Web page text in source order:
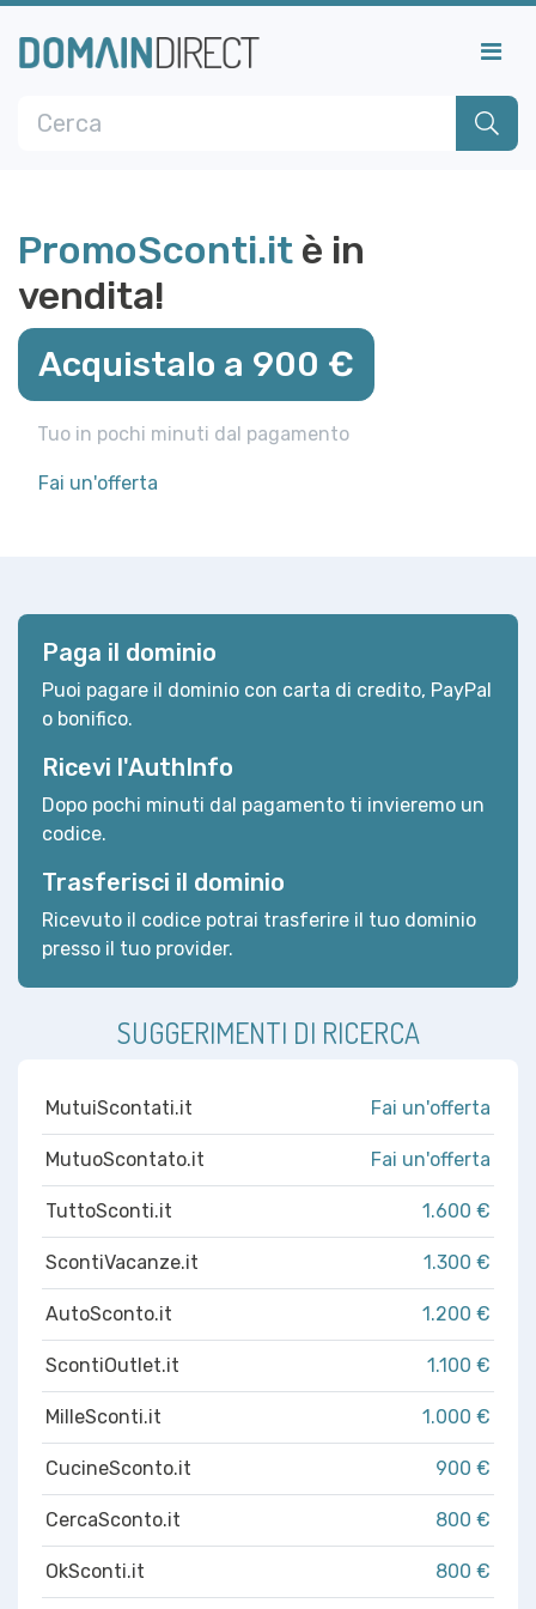
PromoSconti.it è in
vendita!
Acquistalo a 900 €
Tuo in pochi minuti dal pagamento
Fai un'offerta
Paga il dominio
Puoi pagare il dominio con carta di credito, PayPal
o bonifico.
Ricevi l'AuthInfo
Dopo pochi minuti dal pagamento ti invieremo un
codice.
Trasferisci il dominio
Ricevuto il codice potrai trasferire il tuo dominio
presso il tuo provider.
SUGGERIMENTI DI RICERCA
MutuiScontati.it Fai un'offerta
MutuoScontato.it Fai un'offerta
TuttoSconti.it 1.600 €
ScontiVacanze.it 1.300 €
AutoSconto.it 1.200 €
ScontiOutlet.it 1.100 €
MilleSconti.it 1.000 €
CucineSconto.it 900 €
CercaSconto.it 800 €
OkSconti.it 800 €